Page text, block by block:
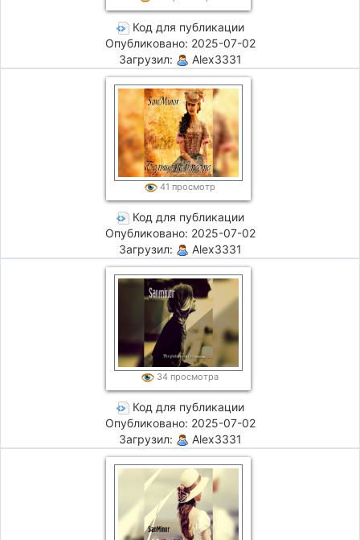
Код для публикации
Опубликовано: 2025-07-02
Загрузил:
Alex3331
41 просмотр
Код для публикации
Опубликовано: 2025-07-02
Загрузил:
Alex3331
34 просмотра
Код для публикации
Опубликовано: 2025-07-02
Загрузил:
Alex3331